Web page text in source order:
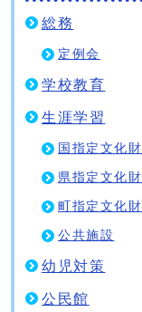
総務
定例会
学校教育
生涯学習
国指定文化財
県指定文化財
町指定文化財
公共施設
幼児対策
公民館